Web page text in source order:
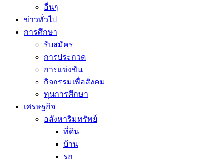
อื่นๆ
ข่าวทั่วไป
การศึกษา
รับสมัคร
การประกวด
การแข่งขัน
กิจกรรมเพื่อสังคม
ทุนการศึกษา
เศรษฐกิจ
อสังหาริมทรัพย์
ที่ดิน
บ้าน
รถ